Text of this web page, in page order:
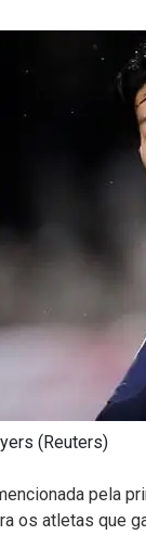
(Reuters)
pela
os atletas que